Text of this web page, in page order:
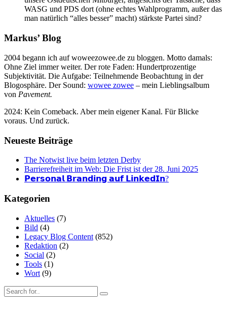
WASG und PDS dort (ohne echtes Wahlprogramm, außer das
man natürlich “alles besser” macht) stärkste Partei sind?
Markus’ Blog
2004 begann ich auf woweezowee.de zu bloggen. Motto damals:
Ohne Ziel immer weiter. Der rote Faden: Hundertprozentige
Subjektivität. Die Aufgabe: Teilnehmende Beobachtung in der
Blogosphäre. Der Sound: wowee zowee – mein Lieblingsalbum
von Pavement.
2024: Kein Comeback. Aber mein eigener Kanal. Für Blicke
voraus. Und zurück.
Neueste Beiträge
The Notwist live beim letzten Derby
Barrierefreiheit im Web: Die Frist ist der 28. Juni 2025
𝗣𝗲𝗿𝘀𝗼𝗻𝗮𝗹 𝗕𝗿𝗮𝗻𝗱𝗶𝗻𝗴 𝗮𝘂𝗳 𝗟𝗶𝗻𝗸𝗲𝗱𝗜𝗻?
Kategorien
Aktuelles (7)
Bild (4)
Legacy Blog Content (852)
Redaktion (2)
Social (2)
Tools (1)
Wort (9)